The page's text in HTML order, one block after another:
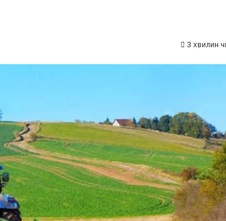
3 хвилин